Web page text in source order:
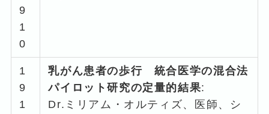
9
1
0
1
9
1
乳がん患者の歩行 統合医学の混合法
パイロット研究の定量的結果:
Dr.ミリアム・オルティズ、医師、シ